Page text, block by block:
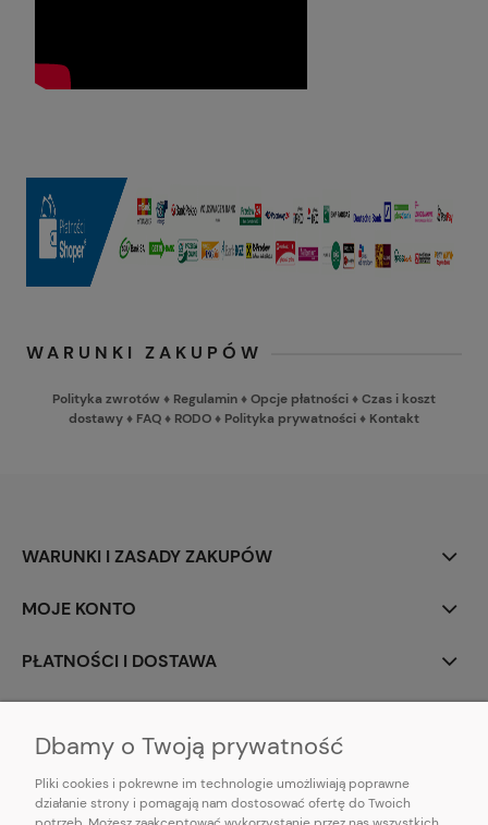
WARUNKI ZAKUPÓW
Polityka zwrotów ♦ Regulamin♦Opcje płatności♦Czas i koszt
dostawy♦ FAQ♦ RODO♦ Polityka prywatności♦ Kontakt
WARUNKI I ZASADY ZAKUPÓW
MOJE KONTO
PŁATNOŚCI I DOSTAWA
Dbamy o Twoją prywatność
Pliki cookies i pokrewne im technologie umożliwiają poprawne
działanie strony i pomagają nam dostosować ofertę do Twoich